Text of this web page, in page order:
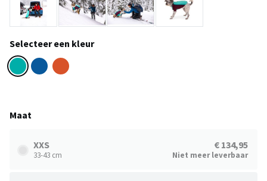
Selecteer een kleur
Maat
XXS
33-43 cm
€ 134,95
Niet meer leverbaar